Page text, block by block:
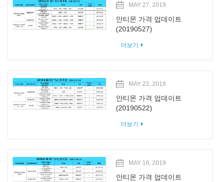
MAY 27, 2019
안티몬 가격 업데이트
(20190527)
더보기
MAY 22, 2019
안티몬 가격 업데이트
(20190522)
더보기
MAY 16, 2019
안티몬 가격 업데이트